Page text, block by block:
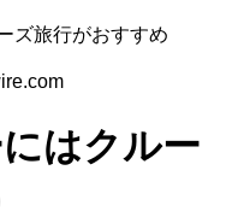
ズ旅行がおすすめ
はクルー